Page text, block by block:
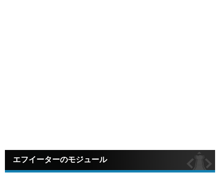
エフイーターのモジュール